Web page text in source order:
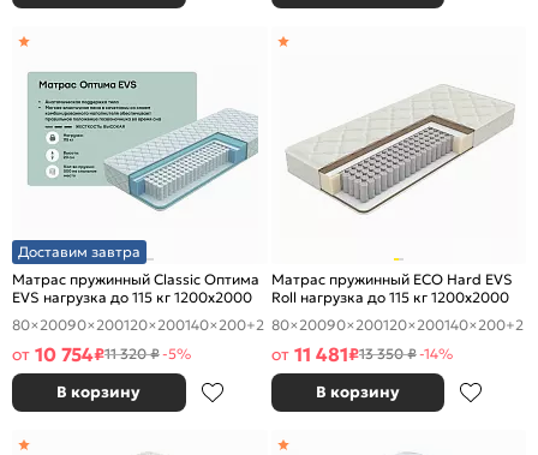
Доставим завтра
Матрас пружинный Classic Оптима
EVS нагрузка до 115 кг 1200x2000
80×20090×200120×200140×200+2
от 10 754₽11 320 ₽-5%
В корзину
Матрас пружинный ECO Hard EVS
Roll нагрузка до 115 кг 1200x2000
80×20090×200120×200140×200+2
от 11 481₽13 350 ₽-14%
В корзину